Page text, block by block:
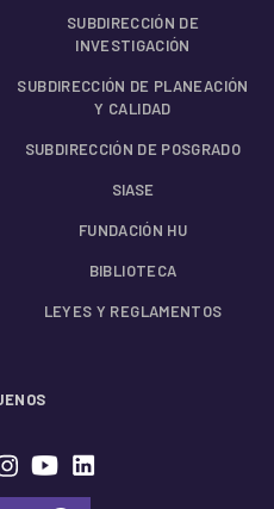
SUBDIRECCIÓN DE
INVESTIGACIÓN
SUBDIRECCIÓN DE PLANEACIÓN
Y CALIDAD
SUBDIRECCIÓN DE POSGRADO
SIASE
FUNDACIÓN HU
BIBLIOTECA
LEYES Y REGLAMENTOS